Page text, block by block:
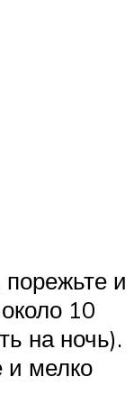
и
10
на ночь).
и мелко